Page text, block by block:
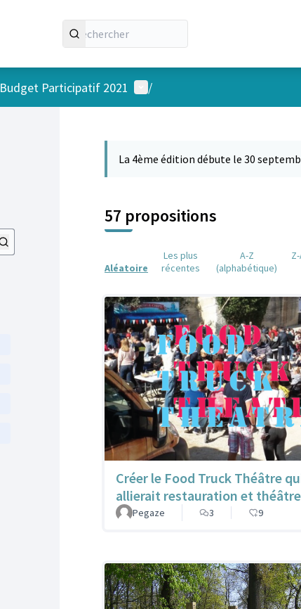
Budget Participatif 2021 Menu utilisateur
/
La 4ème édition débute le 30
57 propositions
Aléatoire
Les plus
récentes
A-Z
(alphabétique)
Créer le Food Truck Théâtre
allierait restauration et théâtre
Pegaze 3 9